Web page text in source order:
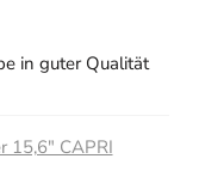
in guter Qualität
15,6" CAPRI